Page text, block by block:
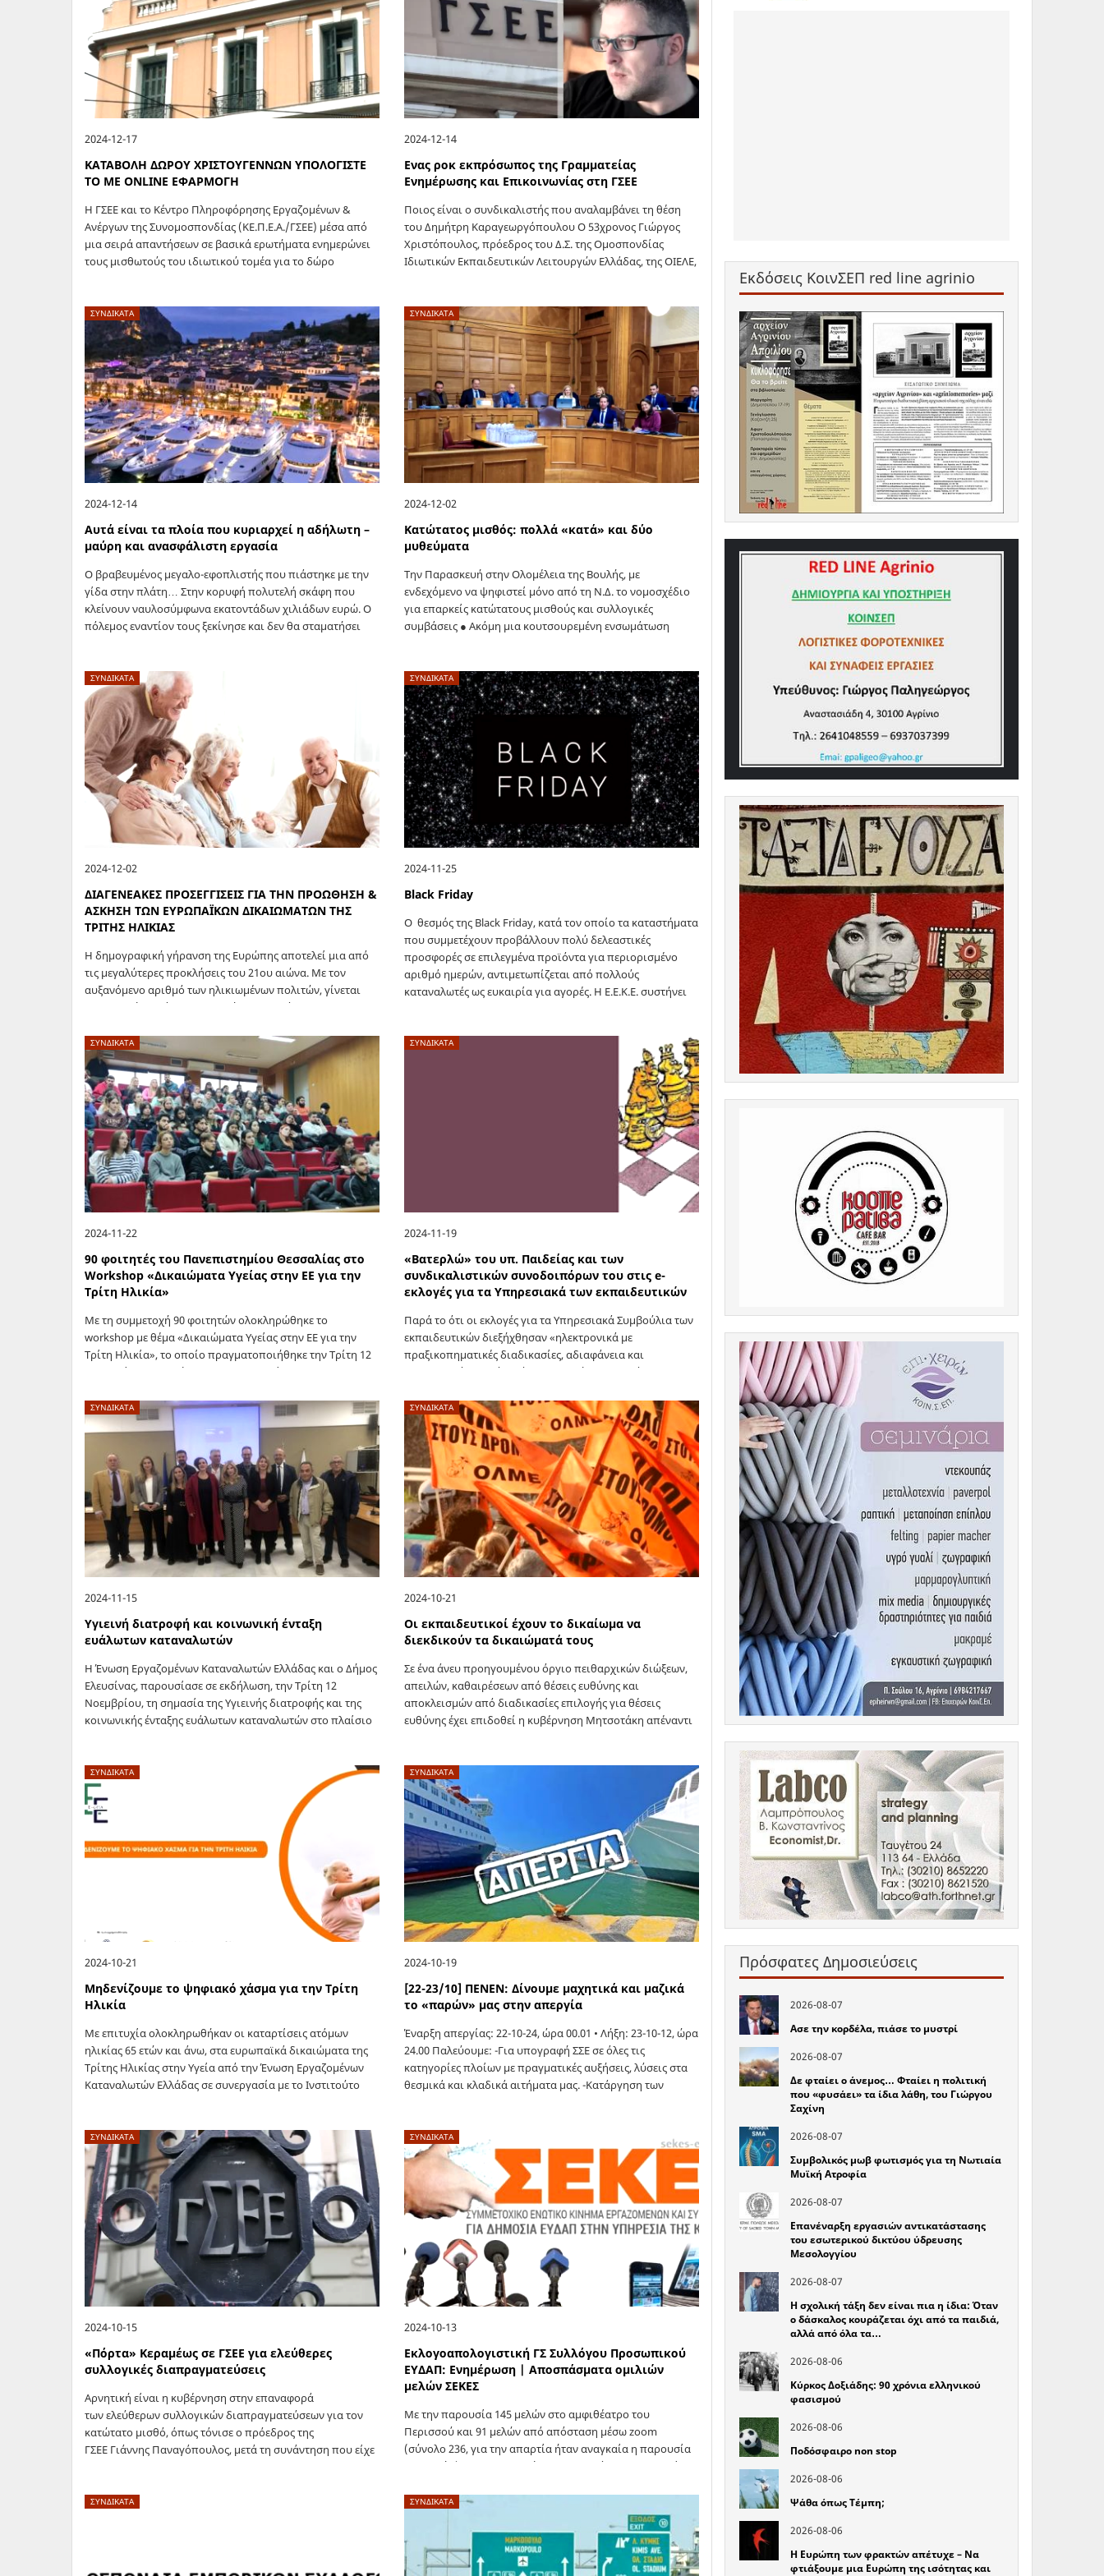
2024-12-17
ΚΑΤΑΒΟΛΗ ΔΩΡΟΥ ΧΡΙΣΤΟΥΓΕΝΝΩΝ ΥΠΟΛΟΓΙΣΤΕ
ΤΟ ΜΕ ONLINE ΕΦΑΡΜΟΓΗ
H ΓΣΕΕ και το Κέντρο Πληροφόρησης Εργαζομένων &
Ανέργων της Συνομοσπονδίας (ΚΕ.Π.Ε.Α./ΓΣΕΕ) μέσα από
μια σειρά απαντήσεων σε βασικά ερωτήματα ενημερώνει
τους μισθωτούς του ιδιωτικού τομέα για το δώρο
2024-12-14
Ενας ροκ εκπρόσωπος της Γραμματείας
Ενημέρωσης και Επικοινωνίας στη ΓΣΕΕ
Ποιος είναι ο συνδικαλιστής που αναλαμβάνει τη θέση
του Δημήτρη Καραγεωργόπουλου Ο 53χρονος Γιώργος
Χριστόπουλος, πρόεδρος του Δ.Σ. της Ομοσπονδίας
Ιδιωτικών Εκπαιδευτικών Λειτουργών Ελλάδας, της ΟΙΕΛΕ,
ΣΥΝΔΙΚΑΤΑ
2024-12-14
Αυτά είναι τα πλοία που κυριαρχεί η αδήλωτη –
μαύρη και ανασφάλιστη εργασία
Ο βραβευμένος μεγαλο-εφοπλιστής που πιάστηκε με την
γίδα στην πλάτη… Στην κορυφή πολυτελή σκάφη που
κλείνουν ναυλοσύμφωνα εκατοντάδων χιλιάδων ευρώ. Ο
πόλεμος εναντίον τους ξεκίνησε και δεν θα σταματήσει
ΣΥΝΔΙΚΑΤΑ
2024-12-02
Κατώτατος μισθός: πολλά «κατά» και δύο
μυθεύματα
Την Παρασκευή στην Ολομέλεια της Βουλής, με
ενδεχόμενο να ψηφιστεί μόνο από τη Ν.Δ. το νομοσχέδιο
για επαρκείς κατώτατους μισθούς και συλλογικές
συμβάσεις ● Ακόμη μια κουτσουρεμένη ενσωμάτωση
ΣΥΝΔΙΚΑΤΑ
2024-12-02
ΔΙΑΓΕΝΕΑΚΕΣ ΠΡΟΣΕΓΓΙΣΕΙΣ ΓΙΑ ΤΗΝ ΠΡΟΩΘΗΣΗ &
ΑΣΚΗΣΗ ΤΩΝ ΕΥΡΩΠΑΪΚΩΝ ΔΙΚΑΙΩΜΑΤΩΝ ΤΗΣ
ΤΡΙΤΗΣ ΗΛΙΚΙΑΣ
Η δημογραφική γήρανση της Ευρώπης αποτελεί μια από
τις μεγαλύτερες προκλήσεις του 21ου αιώνα. Με τον
αυξανόμενο αριθμό των ηλικιωμένων πολιτών, γίνεται
επιτακτική η ανάγκη για προώθηση και άσκηση των
ΣΥΝΔΙΚΑΤΑ
2024-11-25
Black Friday
Ο θεσμός της Black Friday, κατά τον οποίο τα καταστήματα
που συμμετέχουν προβάλλουν πολύ δελεαστικές
προσφορές σε επιλεγμένα προϊόντα για περιορισμένο
αριθμό ημερών, αντιμετωπίζεται από πολλούς
καταναλωτές ως ευκαιρία για αγορές. Η Ε.Ε.Κ.Ε. συστήνει
ΣΥΝΔΙΚΑΤΑ
2024-11-22
90 φοιτητές του Πανεπιστημίου Θεσσαλίας στο
Workshop «Δικαιώματα Υγείας στην ΕΕ για την
Τρίτη Ηλικία»
Με τη συμμετοχή 90 φοιτητών ολοκληρώθηκε το
workshop με θέμα «Δικαιώματα Υγείας στην ΕΕ για την
Τρίτη Ηλικία», το οποίο πραγματοποιήθηκε την Τρίτη 12
Νοεμβρίου, στο Τμήμα Φυσικοθεραπείας του
ΣΥΝΔΙΚΑΤΑ
2024-11-19
«Βατερλώ» του υπ. Παιδείας και των
συνδικαλιστικών συνοδοιπόρων του στις e-
εκλογές για τα Υπηρεσιακά των εκπαιδευτικών
Παρά το ότι οι εκλογές για τα Υπηρεσιακά Συμβούλια των
εκπαιδευτικών διεξήχθησαν «ηλεκτρονικά με
πραξικοπηματικές διαδικασίες, αδιαφάνεια και
αυταρχισμό», ωστόσο, όπως σημειώνει η Ανεξάρτητη
«αποδείχτηκαν κόλαφος για την Κυβέρνηση…
ΣΥΝΔΙΚΑΤΑ
2024-11-15
Υγιεινή διατροφή και κοινωνική ένταξη
ευάλωτων καταναλωτών
Η Ένωση Εργαζομένων Καταναλωτών Ελλάδας και o Δήμος
Ελευσίνας, παρουσίασε σε εκδήλωση, την Τρίτη 12
Νοεμβρίου, τη σημασία της Υγιεινής διατροφής και της
κοινωνικής ένταξης ευάλωτων καταναλωτών στο πλαίσιο
ΣΥΝΔΙΚΑΤΑ
2024-10-21
Οι εκπαιδευτικοί έχουν το δικαίωμα να
διεκδικούν τα δικαιώματά τους
Σε ένα άνευ προηγουμένου όργιο πειθαρχικών διώξεων,
απειλών, καθαιρέσεων από θέσεις ευθύνης και
αποκλεισμών από διαδικασίες επιλογής για θέσεις
ευθύνης έχει επιδοθεί η κυβέρνηση Μητσοτάκη απέναντι
ΣΥΝΔΙΚΑΤΑ
2024-10-21
Μηδενίζουμε το ψηφιακό χάσμα για την Τρίτη
Ηλικία
Με επιτυχία ολοκληρωθήκαν οι καταρτίσεις ατόμων
ηλικίας 65 ετών και άνω, στα ευρωπαϊκά δικαιώματα της
Τρίτης Ηλικίας στην Υγεία από την Ένωση Εργαζομένων
Καταναλωτών Ελλάδας σε συνεργασία με το Ινστιτούτο
ΣΥΝΔΙΚΑΤΑ
2024-10-19
[22-23/10] ΠΕΝΕΝ: Δίνουμε μαχητικά και μαζικά
το «παρών» μας στην απεργία
Έναρξη απεργίας: 22-10-24, ώρα 00.01 • Λήξη: 23-10-12, ώρα
24.00 Παλεύουμε: -Για υπογραφή ΣΣΕ σε όλες τις
κατηγορίες πλοίων με πραγματικές αυξήσεις, λύσεις στα
θεσμικά και κλαδικά αιτήματα μας. -Κατάργηση των
ΣΥΝΔΙΚΑΤΑ
2024-10-15
«Πόρτα» Κεραμέως σε ΓΣΕΕ για ελεύθερες
συλλογικές διαπραγματεύσεις
Αρνητική είναι η κυβέρνηση στην επαναφορά
των ελεύθερων συλλογικών διαπραγματεύσεων για τον
κατώτατο μισθό, όπως τόνισε ο πρόεδρος της
ΓΣΕΕ Γιάννης Παναγόπουλος, μετά τη συνάντηση που είχε
ΣΥΝΔΙΚΑΤΑ
2024-10-13
Εκλογοαπολογιστική ΓΣ Συλλόγου Προσωπικού
ΕΥΔΑΠ: Ενημέρωση | Αποσπάσματα ομιλιών
μελών ΣΕΚΕΣ
Με την παρουσία 145 μελών στο αμφιθέατρο του
Περισσού και 91 μελών από απόσταση μέσω zoom
(σύνολο 236, για την απαρτία ήταν αναγκαία η παρουσία
150 μελών) πραγματοποιήθηκε την Τετάρτη 9 Οκτωβρίου
ΣΥΝΔΙΚΑΤΑ ΣΥΝΔΙΚΑΤΑ
Εκδόσεις ΚοινΣΕΠ red line agrinio
Πρόσφατες Δημοσιεύσεις
2026-08-07
Ασε την κορδέλα, πιάσε το μυστρί
2026-08-07
Δε φταίει ο άνεμος… Φταίει η πολιτική
που «φυσάει» τα ίδια λάθη, του Γιώργου
Σαχίνη
2026-08-07
Συμβολικός μωβ φωτισμός για τη Νωτιαία
Μυϊκή Ατροφία
2026-08-07
Επανέναρξη εργασιών αντικατάστασης
του εσωτερικού δικτύου ύδρευσης
Μεσολογγίου
2026-08-07
Η σχολική τάξη δεν είναι πια η ίδια: Όταν
ο δάσκαλος κουράζεται όχι από τα παιδιά,
αλλά από όλα τα…
2026-08-06
Κύρκος Δοξιάδης: 90 χρόνια ελληνικού
φασισμού
2026-08-06
Ποδόσφαιρο non stop
2026-08-06
Ψάθα όπως Τέμπη;
2026-08-06
Η Ευρώπη των φρακτών απέτυχε – Να
φτιάξουμε μια Ευρώπη της ισότητας και